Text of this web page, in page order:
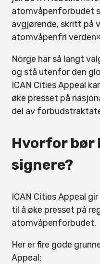
atomvåpenforbudet
avgjørende, skritt på
atomvåpenfri
Norge har så langt
og stå utenfor den
ICAN Cities Appeal
øke presset på
del av
Hvorfor bør
signere?
ICAN Cities Appeal
til å øke presset på
atomvåpenforbudet.
Her er fire gode
Appeal: